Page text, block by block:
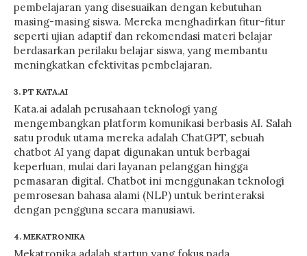
pembelajaran yang disesuaikan dengan kebutuhan
masing-masing siswa. Mereka menghadirkan fitur-fitur
seperti ujian adaptif dan rekomendasi materi belajar
berdasarkan perilaku belajar siswa, yang membantu
meningkatkan efektivitas pembelajaran.
3. PT KATA.AI
Kata.ai adalah perusahaan teknologi yang
mengembangkan platform komunikasi berbasis AI. Salah
satu produk utama mereka adalah ChatGPT, sebuah
chatbot AI yang dapat digunakan untuk berbagai
keperluan, mulai dari layanan pelanggan hingga
pemasaran digital. Chatbot ini menggunakan teknologi
pemrosesan bahasa alami (NLP) untuk berinteraksi
dengan pengguna secara manusiawi.
4. MEKATRONIKA